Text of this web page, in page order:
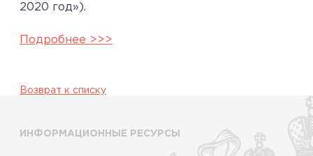
2020 год»).
Подробнее >>>
Возврат к списку
ИНФОРМАЦИОННЫЕ РЕСУРСЫ